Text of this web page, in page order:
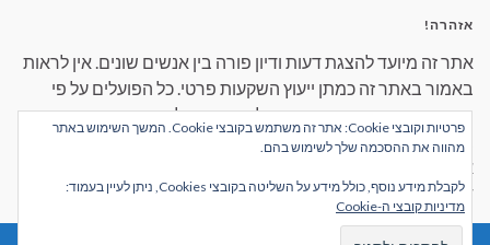
אזהרה!
אתר זה מיועד להצגת דעות ודיון פורה בין אנשים שונים. אין לראות
באמור באתר זה כמתן ייעוץ השקעות פרטי. כל הפועלים על פי
הנאמר באתר זה עושים זאת על דעתם הבלעדית ונושאים
באחריות המלאה למעשיהם. כל קוראי האתר מתבקשים לאמת
את הדברים הנאמרים בעצמם ולא לסמוך על שום דבר שנאמר על
דפי האינטרנט בצורה עיוורת.
פרטיות וקובצי Cookie: אתר זה משתמש בקובצי Cookie. המשך השימוש באתר
מהווה את ההסכמה שלך לשימוש בהם.
לקבלת מידע נוסף, כולל מידע על השליטה בקובצי Cookies, ניתן לעיין בעמוד:
מדיניות קובצי ה-Cookie